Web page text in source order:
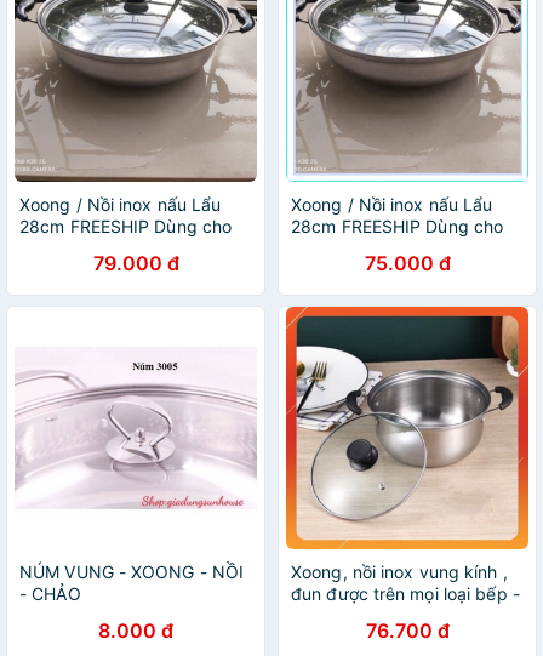
Xoong / Nồi inox nấu Lẩu
28cm FREESHIP Dùng cho
79.000 đ
Xoong / Nồi inox nấu Lẩu
28cm FREESHIP Dùng cho
75.000 đ
NÚM VUNG - XOONG - NỒI
- CHẢO
8.000 đ
Xoong, nồi inox vung kính ,
đun được trên mọi loại bếp -
76.700 đ